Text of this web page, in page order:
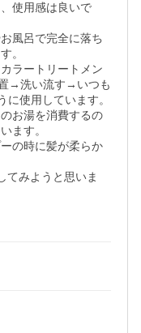
使用感は良いで
風呂で完全に落ち
。
ラートリートメン
→洗い流す→いつも
使用しています。
お湯を消費するの
ます。
の時に髪が柔らか
てみようと思いま